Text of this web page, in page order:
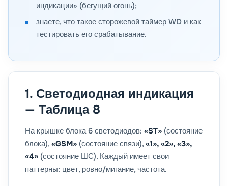
индикации» (бегущий огонь);
знаете, что такое сторожевой таймер WD и как
тестировать его срабатывание.
1. Светодиодная индикация
— Таблица 8
На крышке блока 6 светодиодов: «ST» (состояние
блока), «GSM» (состояние связи), «1», «2», «3»,
«4» (состояние ШС). Каждый имеет свои
паттерны: цвет, ровно/мигание, частота.